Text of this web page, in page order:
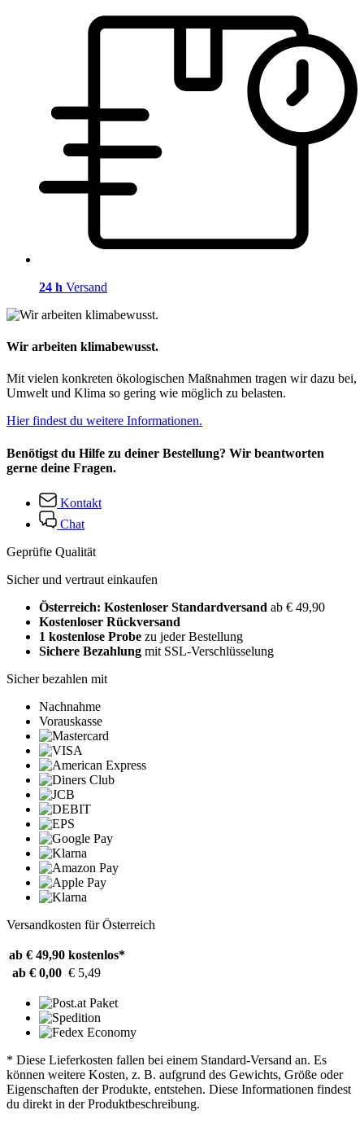
24 h Versand
Wir arbeiten klimabewusst.
Mit vielen konkreten ökologischen Maßnahmen tragen wir dazu bei,
Umwelt und Klima so gering wie möglich zu belasten.
Hier findest du weitere Informationen.
Benötigst du Hilfe zu deiner Bestellung? Wir beantworten
gerne deine Fragen.
Kontakt
Chat
Geprüfte Qualität
Sicher und vertraut einkaufen
Österreich: Kostenloser Standardversand ab € 49,90
Kostenloser Rückversand
1 kostenlose Probe zu jeder Bestellung
Sichere Bezahlung mit SSL-Verschlüsselung
Sicher bezahlen mit
Nachnahme
Vorauskasse
Versandkosten für Österreich
ab € 49,90 kostenlos*
ab € 0,00 € 5,49
* Diese Lieferkosten fallen bei einem Standard-Versand an. Es
können weitere Kosten, z. B. aufgrund des Gewichts, Größe oder
Eigenschaften der Produkte, entstehen. Diese Informationen findest
du direkt in der Produktbeschreibung.